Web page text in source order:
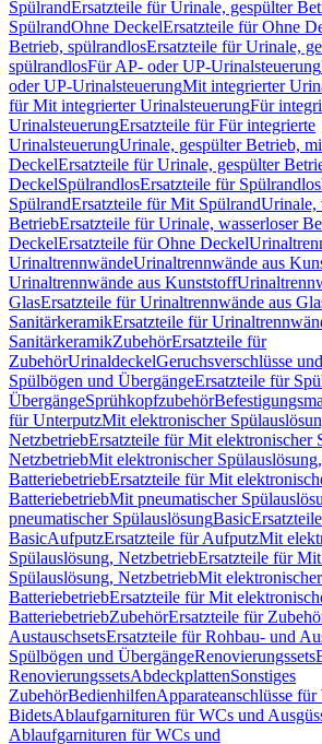
SpülrandErsatzteile für Urinale, gespülter
SpülrandOhne DeckelErsatzteile für Ohne
Betrieb, spülrandlosErsatzteile für Urinale,
spülrandlosFür AP- oder UP-Urinalsteuerung
oder UP-UrinalsteuerungMit integrierter
für Mit integrierter UrinalsteuerungFür
UrinalsteuerungErsatzteile für Für integrierte
UrinalsteuerungUrinale, gespülter Betrieb,
DeckelErsatzteile für Urinale, gespülter
DeckelSpülrandlosErsatzteile für Spülrandlos
SpülrandErsatzteile für Mit SpülrandUrinale,
BetriebErsatzteile für Urinale, wasserloser
DeckelErsatzteile für Ohne Deckel
UrinaltrennwändeUrinaltrennwände aus
Urinaltrennwände aus Kunststoff
GlasErsatzteile für Urinaltrennwände aus
SanitärkeramikErsatzteile für
SanitärkeramikZubehörErsatzteile für
ZubehörUrinaldeckelGeruchsverschlüsse
Spülbögen und ÜbergängeErsatzteile für
ÜbergängeSprühkopfzubehör
für UnterputzMit elektronischer
NetzbetriebErsatzteile für Mit elektronischer
NetzbetriebMit elektronischer Spülauslösung,
BatteriebetriebErsatzteile für Mit
BatteriebetriebMit pneumatischer
pneumatischer SpülauslösungBasic
BasicAufputzErsatzteile für AufputzMit
Spülauslösung, NetzbetriebErsatzteile für
Spülauslösung, NetzbetriebMit
BatteriebetriebErsatzteile für Mit
BatteriebetriebZubehörErsatzteile für
AustauschsetsErsatzteile für Rohbau- und
Spülbögen und ÜbergängeRenovierungssets
RenovierungssetsAbdeckplattenSonstiges
ZubehörBedienhilfenApparateanschlüsse
BidetsAblaufgarnituren für WCs und
Ablaufgarnituren für WCs und